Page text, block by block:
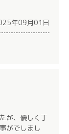
年09月01日
が、優しく丁
がでしまし